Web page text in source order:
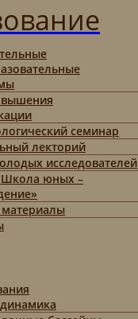
семинар
лекторий
исследователей
юных –